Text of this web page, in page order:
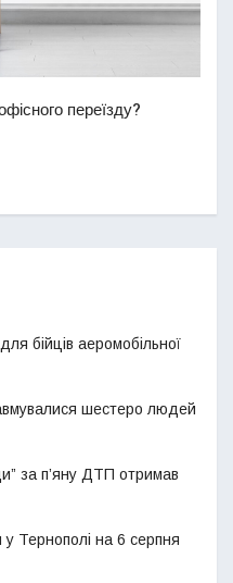
переїзду?
бійців аеромобільної
шестеро людей
за п’яну ДТП отримав
Тернополі на 6 серпня